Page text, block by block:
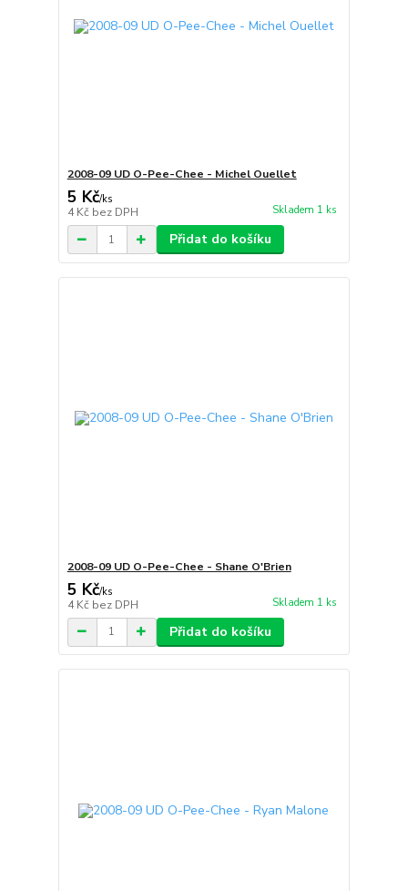
2008-09 UD O-Pee-Chee - Michel Ouellet
5 Kč/ks
4 Kč bez DPH Skladem 1 ks
Přidat do košíku
2008-09 UD O-Pee-Chee - Shane O'Brien
5 Kč/ks
4 Kč bez DPH Skladem 1 ks
Přidat do košíku